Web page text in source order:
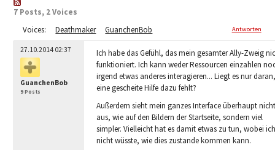
7 Posts, 2 Voices
Voices:
Deathmaker GuanchenBob Antworten
27.10.2014 02:37
GuanchenBob
9 Posts
Ich habe das Gefühl, das mein gesamter Ally-Zweig
funktioniert. Ich kann weder Ressourcen einzahlen
irgend etwas anderes interagieren... Liegt es nur
eine gescheite Hilfe dazu fehlt?
Außerdem sieht mein ganzes Interface überhaupt
aus, wie auf den Bildern der Startseite, sondern viel
simpler. Vielleicht hat es damit etwas zu tun, wobei
nicht wüsste, wie dies zustande kommen kann.